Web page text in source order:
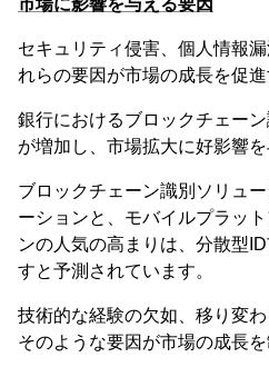
市場に影響を与える要因
セキュリティ侵害、個人情報
れらの要因が市場の成長を促進
銀行におけるブロックチェー
が増加し、市場拡大に好影響を
ブロックチェーン識別ソリュ
ーションと、モバイルプラッ
ンの人気の高まりは、分散型
すと予測されています。
技術的な経験の欠如、移り変
そのような要因が市場の成長を